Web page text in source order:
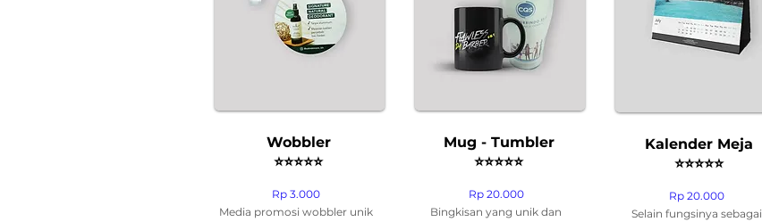
Wobbler
⭐⭐⭐⭐⭐
Rp 3.000
Media promosi wobbler unik
Mug - Tumbler
⭐⭐⭐⭐⭐
Rp 20.000
Bingkisan yang unik dan
Kalender Meja
⭐⭐⭐⭐⭐
Rp 20.000
Selain fungsinya sebagai